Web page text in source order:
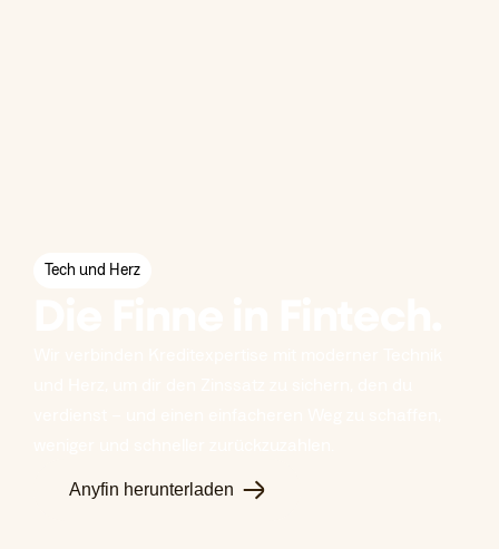
Tech und Herz
Anyfin herunterladen